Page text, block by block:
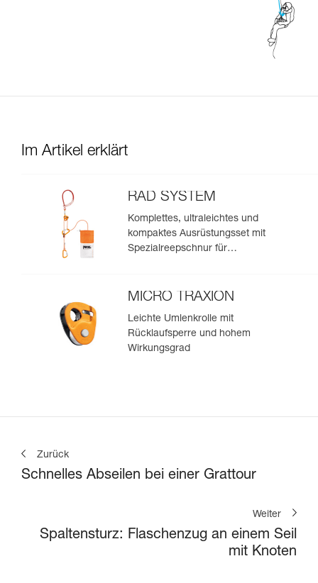
Im Artikel erklärt
RAD SYSTEM
Komplettes, ultraleichtes und
kompaktes Ausrüstungsset mit
Spezialreepschnur für
Abseilen und zum Anseilen am
zu umfahren
MICRO TRAXION
Leichte Umlenkrolle mit
Rücklaufsperre und hohem
Wirkungsgrad
Zurück
Schnelles Abseilen bei einer Grattour
Weiter
Spaltensturz: Flaschenzug an einem Seil
mit Knoten